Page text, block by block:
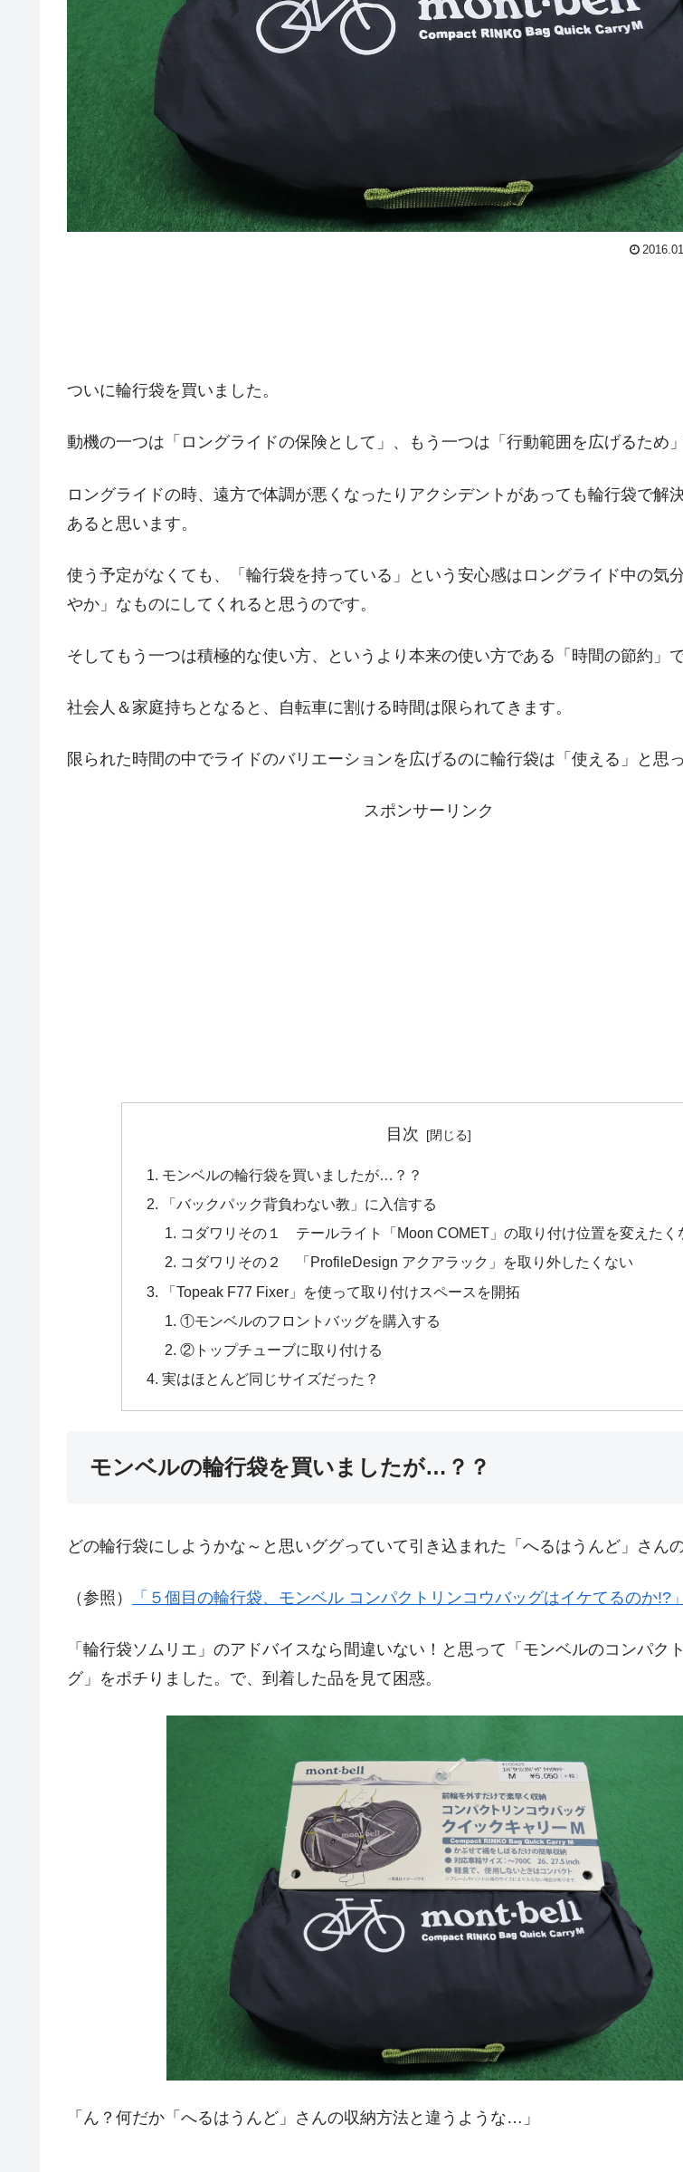
ついに輪行袋を買いました。
動機の一つは「ロングライドの保険として」、もう一つは「行動範囲を広げるため」
ロングライドの時、遠方で体調が悪くなったりアクシデントがあっても輪行袋で解
あると思います。
使う予定がなくても、「輪行袋を持っている」という安心感はロングライド中の気
やか」なものにしてくれると思うのです。
そしてもう一つは積極的な使い方、というより本来の使い方である「時間の節約」で
社会人＆家庭持ちとなると、自転車に割ける時間は限られてきます。
限られた時間の中でライドのバリエーションを広げるのに輪行袋は「使える」と思
スポンサーリンク
目次
モンベルの輪行袋を買いましたが…？？
「バックパック背負わない教」に入信する
コダワリその１ テールライト「Moon COMET」の取り付け位置を変えたく
コダワリその２ 「ProfileDesign アクアラック」を取り外したくない
「Topeak F77 Fixer」を使って取り付けスペースを開拓
①モンベルのフロントバッグを購入する
②トップチューブに取り付ける
実はほとんど同じサイズだった？
モンベルの輪行袋を買いましたが…？？
どの輪行袋にしようかな～と思いググっていて引き込まれた「へるはうんど」さんの
（参照） 「５個目の輪行袋、モンベル コンパクトリンコウバッグはイケてるのか!?」
「輪行袋ソムリエ」のアドバイスなら間違いない！と思って「モンベルのコンパク
グ」をポチりました。で、到着した品を見て困惑。
「ん？何だか「へるはうんど」さんの収納方法と違うような…」